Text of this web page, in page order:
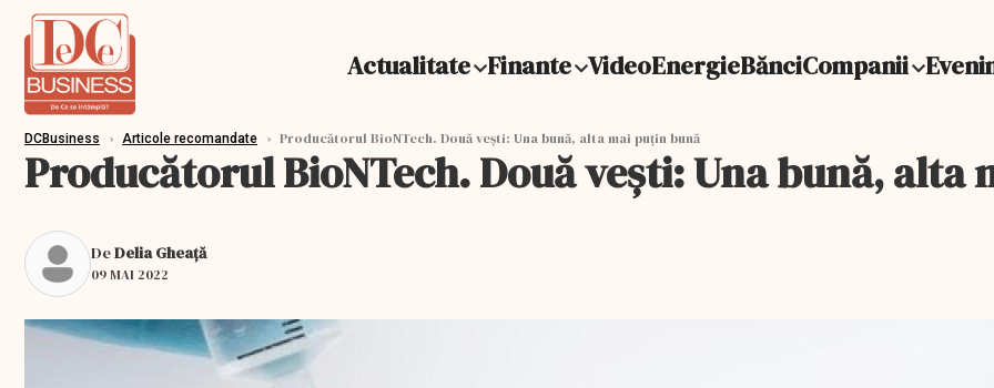
Actualitate Finante VideoEnergieBănciCompanii
DCBusiness › Articole recomandate › Producătorul BioNTech. Două vești: Una bună, alta mai puțin bună
Producătorul BioNTech. Două vești: Una bună, alta
DeDelia Gheață
09 MAI 2022